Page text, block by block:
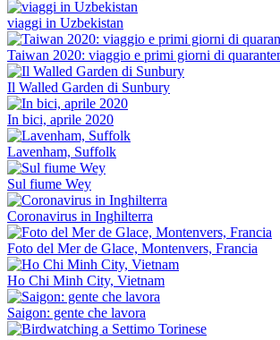
viaggi in Uzbekistan
Taiwan 2020: viaggio e primi giorni di
Il Walled Garden di Sunbury
In bici, aprile 2020
Lavenham, Suffolk
Sul fiume Wey
Coronavirus in Inghilterra
Foto del Mer de Glace, Montenvers, Francia
Ho Chi Minh City, Vietnam
Saigon: gente che lavora